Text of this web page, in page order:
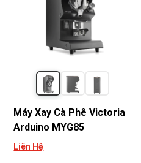
Máy Xay Cà Phê Victoria
Arduino MYG85
Liên Hệ